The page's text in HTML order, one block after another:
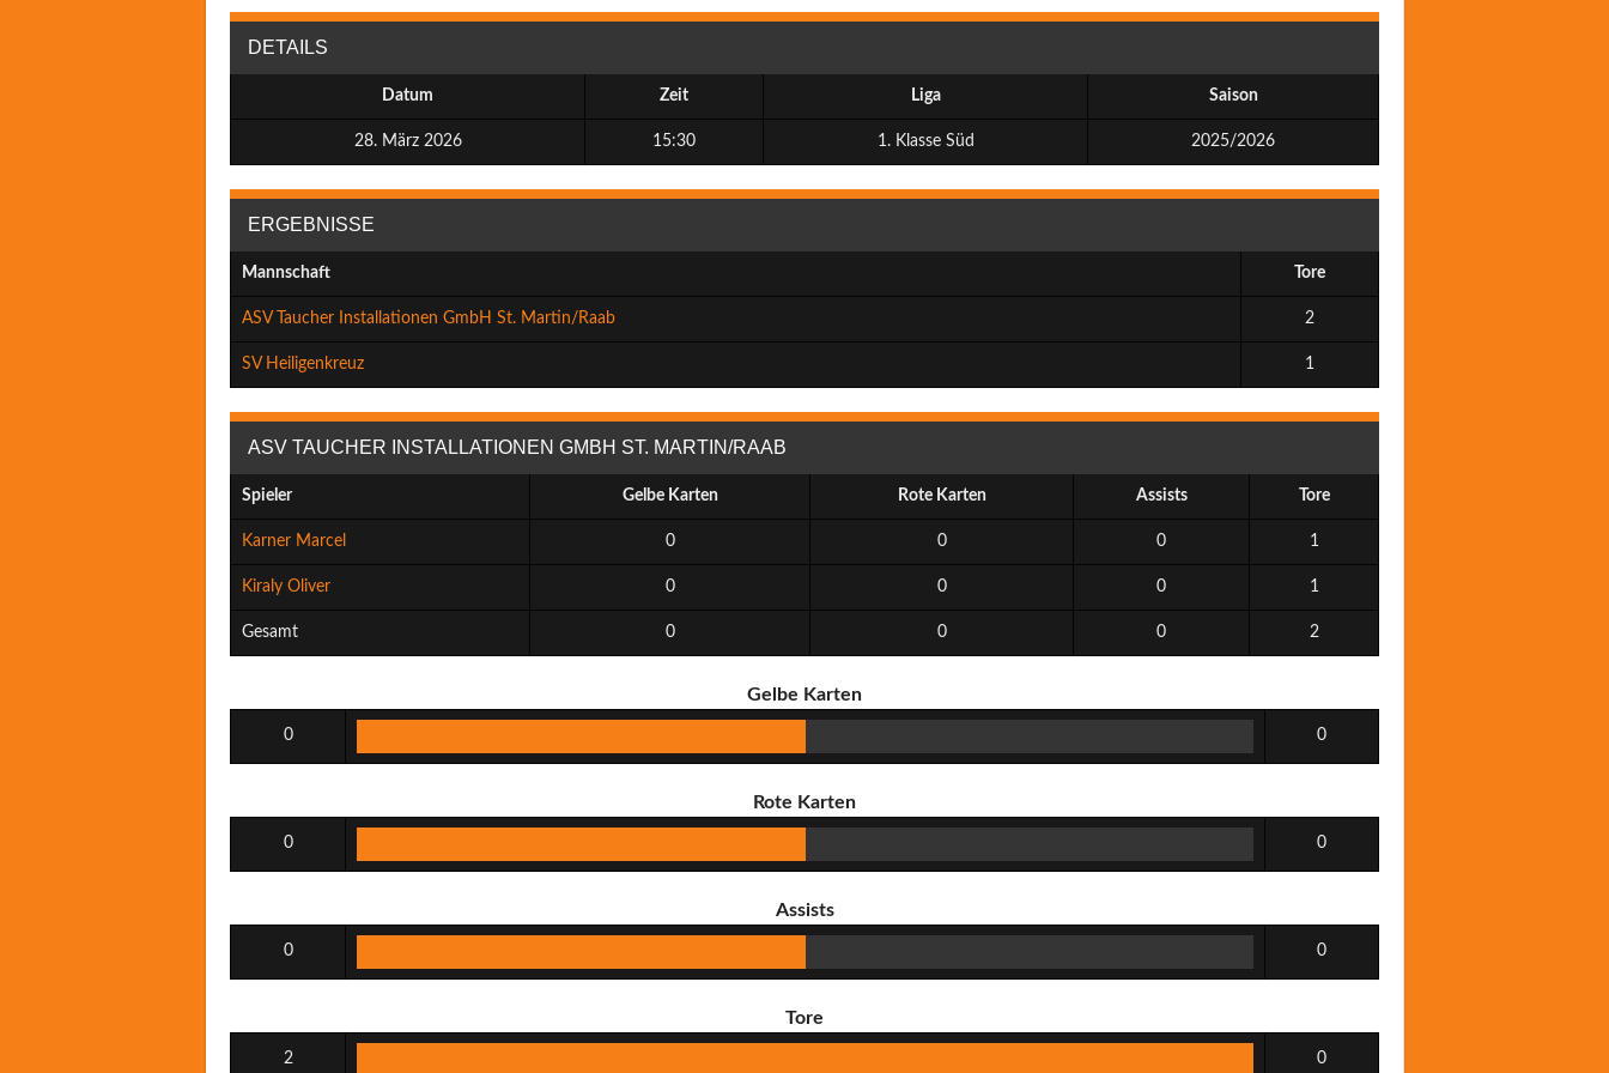
DETAILS
Datum Zeit Liga Saison
28. März 2026 15:30 1. Klasse Süd 2025/2026
ERGEBNISSE
Mannschaft Tore
ASV Taucher Installationen GmbH St. Martin/Raab 2
SV Heiligenkreuz 1
ASV TAUCHER INSTALLATIONEN GMBH ST. MARTIN/RAAB
Spieler Gelbe Karten Rote Karten Assists Tore
Karner Marcel 0 0 0 1
Kiraly Oliver 0 0 0 1
Gesamt 0 0 0 2
Gelbe Karten
0 0
Rote Karten
0 0
Assists
0 0
Tore
2 0